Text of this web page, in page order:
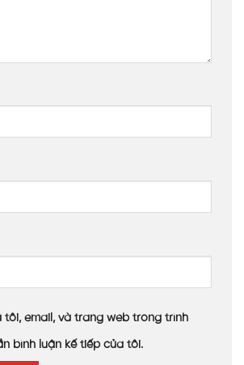
tôi, email, và trang web trong trình
bình luận kế tiếp của tôi.